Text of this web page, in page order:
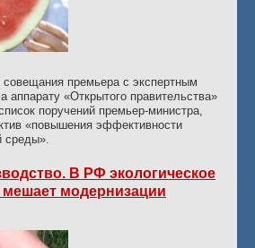
премьера с экспертным
аппарату «Открытого правительства»
поручений премьер-министра,
«повышения эффективности
среды».
В РФ экологическое
мешает модернизации